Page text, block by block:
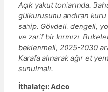
Açık yakut tonlarında.
gülkurusunu andıran kuru
sahip. Gövdeli, dengeli,
ve zarif bir kırmızı.
beklenmeli, 2025-2030
Karafa alınarak ağır et
sunulmalı.
İthalatçı: Adco